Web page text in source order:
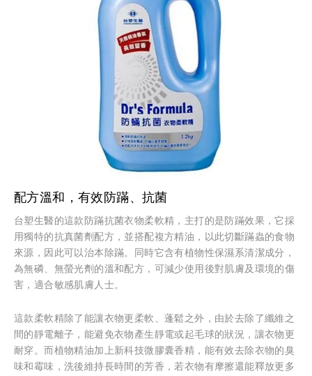
配方溫和，有效防蹣、抗菌
台塑生醫的這款防蹣抗菌衣物柔軟精，主打的是防蹣效果，它採
用獨特的抗真菌劑配方，並搭配複方精油，以此切斷蹣蟲的食物
來源，因此可以治本除蹣。同時它含有植物性保濕系清潔成分，
為無磷、無螢光劑的溫和配方，可減少使用後對肌膚及環境的傷
害，適合敏感肌膚人士。
這款柔軟精除了能讓衣物更柔軟、蓬鬆之外，由於去除了纖維之
間的靜電離子，能避免衣物產生靜電或起毛球的狀況，讓衣物更
耐穿。而植物精油加上新科技微膠囊香精，能有效去除衣物的臭
味和霉味，洗後維持長時間的芳香，若衣物有摩擦還能釋放更多